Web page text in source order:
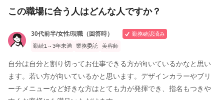
¥4400
5STEP完全修復TOKIOトリートメント
¥6600
▼ヘアセット
¥4400
この職場に合う人はどんな人ですか？
30代前半/女性/現職（回答時）
勤務確認済み
勤続1～3年未満
業務委託 美容師
自分は自分と割り切ってお仕事できる方が向いているかなと思い
ます。若い方が向いているかと思います。デザインカラーやブリ
ーチメニューなど好きな方はとても力が発揮でき、指名もつきや